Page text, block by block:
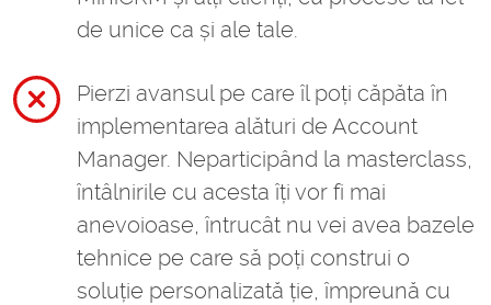
de unice ca și ale tale.
Pierzi avansul pe care îl poți căpăta în
implementarea alături de Account
Manager. Neparticipând la masterclass,
întâlnirile cu acesta îți vor fi mai
anevoioase, întrucât nu vei avea bazele
tehnice pe care să poți construi o
soluție personalizată ție, împreună cu